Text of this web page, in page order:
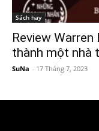
Sách hay
Review
thành một nhà
SuNa - 17 Tháng 7, 2023